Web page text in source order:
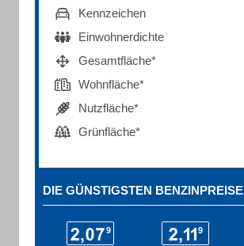
Kennzeichen
Einwohnerdichte
Gesamtfläche*
Wohnfläche*
Nutzfläche*
Grünfläche*
DIE GÜNSTIGSTEN BENZINPREISE